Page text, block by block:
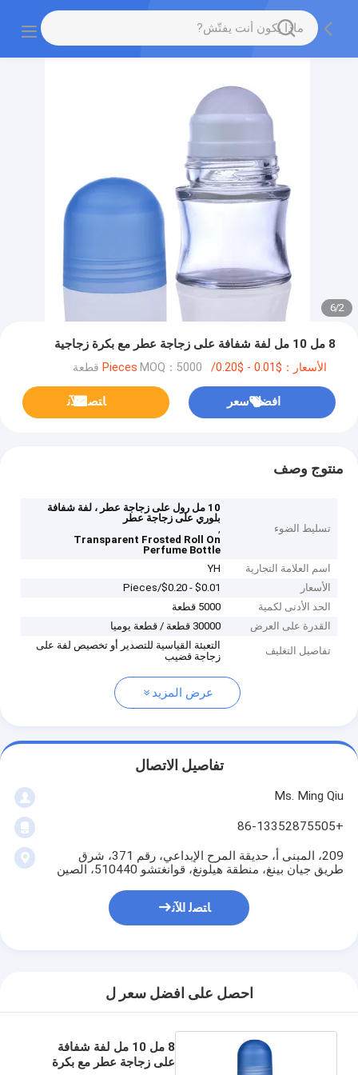
2
/
6
8 مل 10 مل لفة شفافة على زجاجة عطر مع بكرة زجاجية
الأسعار：$0.01 - $0.20/Pieces MOQ：5000 قطعة
افضل سعر ﺎﺘﺼﻟ ﺍﻶﻧ
منتوج وصف
تسليط الضوء
10 مل رول على زجاجة عطر ، لفة شفافة
بلوري على زجاجة عطر
,
Transparent Frosted Roll On
Perfume Bottle
اسم العلامة التجارية
YH
الأسعار
$0.01 - $0.20/Pieces
الحد الأدنى لكمية
5000 قطعة
القدرة على العرض
30000 قطعة / قطعة يوميا
تفاصيل التغليف
التعبئة القياسية للتصدير أو تخصيص لفة على
زجاجة قضيب
عرض المزيد
تفاصيل الاتصال
Ms. Ming Qiu
+86-13352875505
209، المبنى أ، حديقة المرح الإبداعي، رقم 371، شرق
طريق جيان بينغ، منطقة هيلونغ، قوانغتشو 510440، الصين
ﺎﺘﺼﻟ ﺍﻶﻧ
احصل على افضل سعر ل
8 مل 10 مل لفة شفافة
على زجاجة عطر مع بكرة